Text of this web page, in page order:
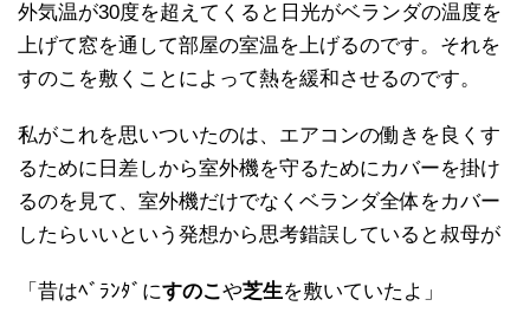
外気温が30度を超えてくると日光がベランダの温度を
上げて窓を通して部屋の室温を上げるのです。それを
すのこを敷くことによって熱を緩和させるのです。
私がこれを思いついたのは、エアコンの働きを良くす
るために日差しから室外機を守るためにカバーを掛け
るのを見て、室外機だけでなくベランダ全体をカバー
したらいいという発想から思考錯誤していると叔母が
「昔はﾍﾞﾗﾝﾀﾞにすのこや芝生を敷いていたよ」